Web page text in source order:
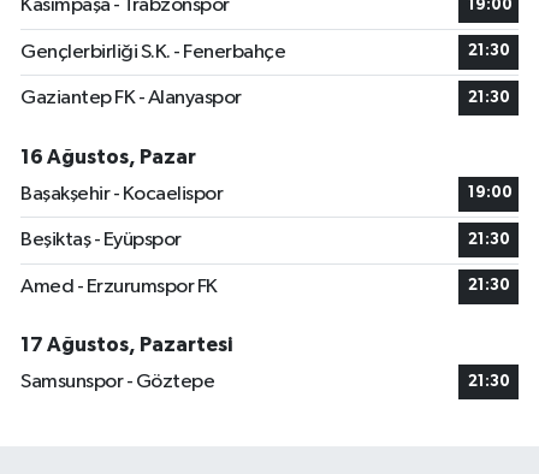
Kasımpaşa - Trabzonspor 19:00
Gençlerbirliği S.K. - Fenerbahçe 21:30
Gaziantep FK - Alanyaspor 21:30
16 Ağustos, Pazar
Başakşehir - Kocaelispor
19:00
Beşiktaş - Eyüpspor 21:30
Amed - Erzurumspor FK 21:30
17 Ağustos, Pazartesi
Samsunspor - Göztepe
21:30